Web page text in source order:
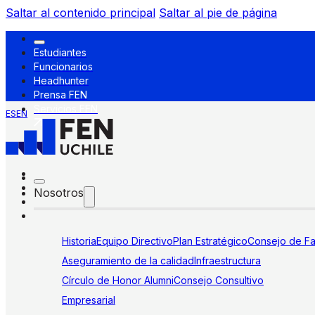
Saltar al contenido principal Saltar al pie de página
Estudiantes
Funcionarios
Headhunter
Prensa FEN
ESEN
Nosotros
HistoriaEquipo DirectivoPlan EstratégicoConsejo de
Aseguramiento de la calidadInfraestructura
Círculo de Honor AlumniConsejo Consultivo
Empresarial